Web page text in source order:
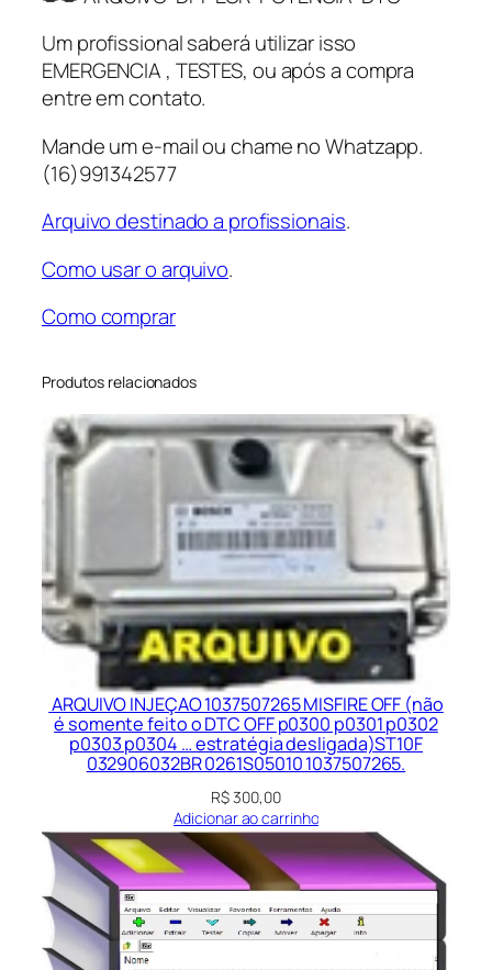
1
2
F
G
5
6
0
3
L
9
3
0
9
C
1
7
9
1
9
0
3
Um profissional saberá utilizar isso
EMERGENCIA , TESTES, ou após a compra
entre em contato.
Mande um e-mail ou chame no Whatzapp.
(16)991342577
Arquivo destinado a profissionais.
Como usar o arquivo.
Como comprar
Produtos relacionados
ARQUIVO INJEÇAO 1037507265 MISFIRE OFF (não
é somente feito o DTC OFF p0300 p0301 p0302
p0303 p0304 … estratégia desligada)ST10F
032906032BR 0261S05010 1037507265.
R$300,00
Adicionar ao carrinho